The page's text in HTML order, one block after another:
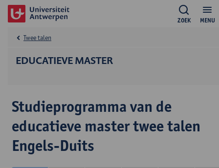
MENU
ZOEK
EDUCATIEVE MASTER
Twee talen
Studieprogramma van de
educatieve master twee talen
Engels-Duits